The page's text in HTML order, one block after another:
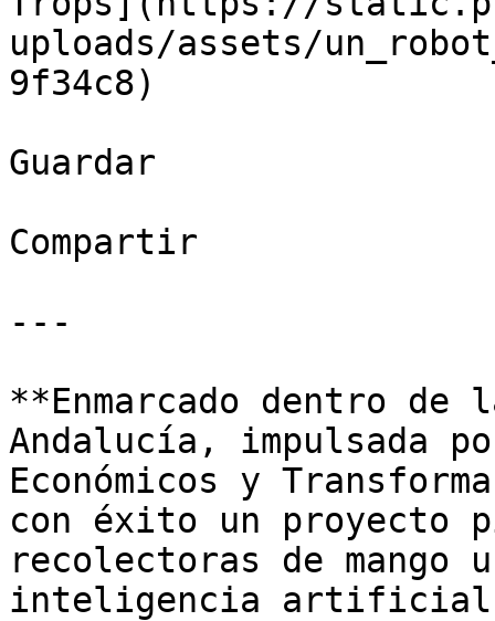
uploads/assets/
9f34c8)
Guardar
Compartir
---
**Enmarcado dentro
Andalucía, impulsada
Económicos y
con éxito un proyecto
recolectoras de mango
inteligencia